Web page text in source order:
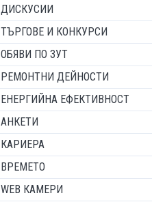
ДИСКУСИИ
ТЪРГОВЕ И КОНКУРСИ
ОБЯВИ ПО ЗУТ
РЕМОНТНИ ДЕЙНОСТИ
ЕНЕРГИЙНА ЕФЕКТИВНОСТ
АНКЕТИ
КАРИЕРА
ВРЕМЕТО
WEB КАМЕРИ